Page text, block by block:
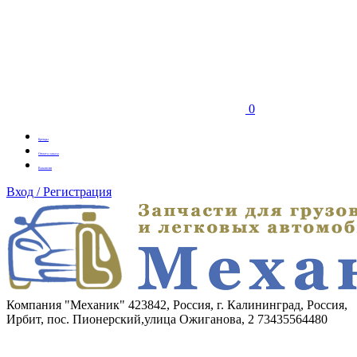
0
Бренды
Оплата заказа
Вакансии
Вход / Регистрация
Компания "Механик" 423842, Россия, г. Калининград, Россия,
Ирбит, пос. Пионерский,улица Ожиганова, 2 73435564480